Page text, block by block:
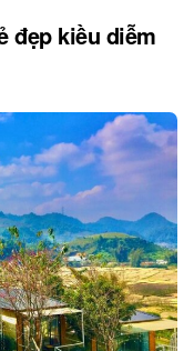
đẹp kiều diễm